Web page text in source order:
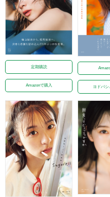
定期購読
Amazonで購入 ヨドバシ